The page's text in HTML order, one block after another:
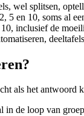
wel splitsen,
5 en 10, soms al
inclusief de
als het
in de loop van